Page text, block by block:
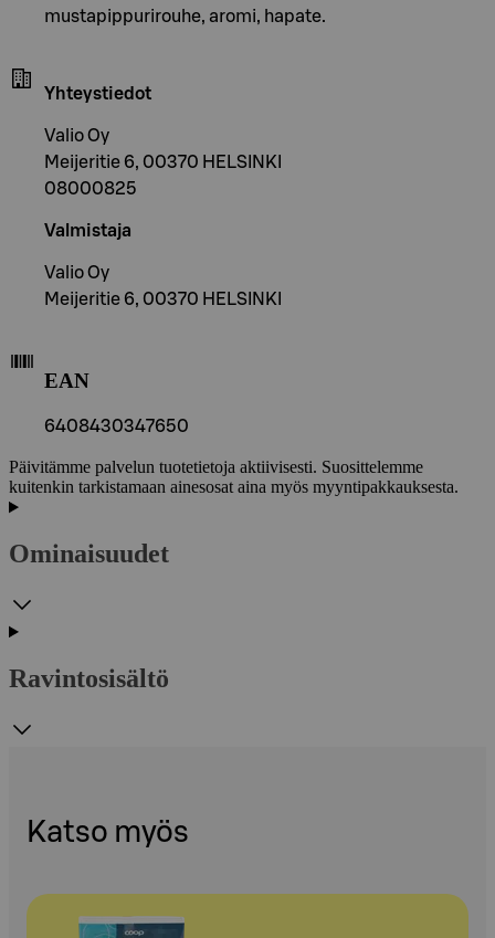
mustapippurirouhe, aromi, hapate.
Yhteystiedot
Valio Oy
Meijeritie 6, 00370 HELSINKI
08000825
Valmistaja
Valio Oy
Meijeritie 6, 00370 HELSINKI
EAN
6408430347650
Päivitämme palvelun tuotetietoja aktiivisesti. Suosittelemme
kuitenkin tarkistamaan ainesosat aina myös myyntipakkauksesta.
Ominaisuudet
Ravintosisältö
Katso myös